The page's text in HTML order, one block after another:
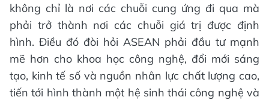
không chỉ là nơi các chuỗi cung ứng đi qua mà
phải trở thành nơi các chuỗi giá trị được định
hình. Điều đó đòi hỏi ASEAN phải đầu tư mạnh
mẽ hơn cho khoa học công nghệ, đổi mới sáng
tạo, kinh tế số và nguồn nhân lực chất lượng cao,
tiến tới hình thành một hệ sinh thái công nghệ và